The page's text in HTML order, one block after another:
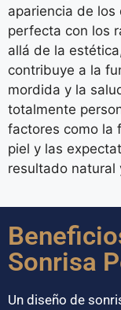
apariencia de
perfecta con los
allá de la
contribuye a la
mordida y la
totalmente
factores como la
piel y las
resultado natural
Sonrisa
Un diseño de